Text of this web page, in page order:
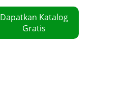
Dapatkan Katalog
Gratis